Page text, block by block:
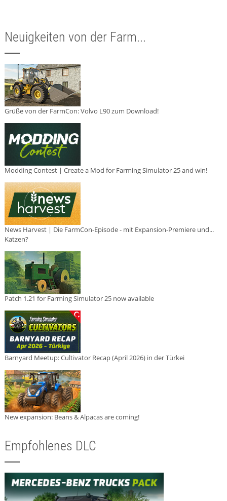
Neuigkeiten von der Farm...
Grüße von der FarmCon: Volvo L90 zum Download!
Modding Contest | Create a Mod for Farming Simulator 25 and win!
News Harvest | Die FarmCon-Episode - mit Expansion-Premiere und...
Katzen?
Patch 1.21 for Farming Simulator 25 now available
Barnyard Meetup: Cultivator Recap (April 2026) in der Türkei
New expansion: Beans & Alpacas are coming!
Empfohlenes DLC